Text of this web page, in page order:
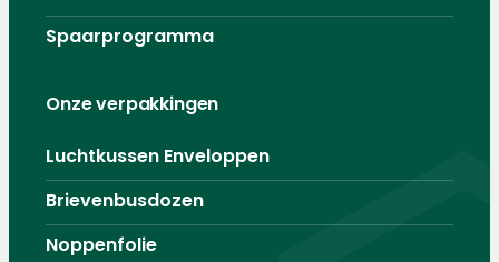
Spaarprogramma
Onze verpakkingen
Luchtkussen Enveloppen
Brievenbusdozen
Noppenfolie